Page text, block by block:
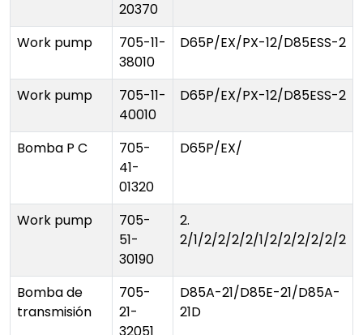
20370
Work pump
705-11-
38010
D65P/EX/PX-12/D85ESS-2
Work pump
705-11-
40010
D65P/EX/PX-12/D85ESS-2
Bomba P C
705-
41-
01320
D65P/EX/
Work pump
705-
51-
30190
2.
2/1/2/2/2/2/1/2/2/2/2/2/2
Bomba de
transmisión
705-
21-
D85A-21/D85E-21/D85A-
21D